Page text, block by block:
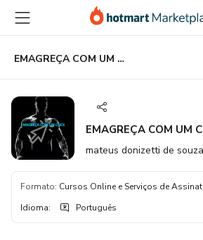
para
conteúdo
principal
para
pagamento
para
rodapé
EMAGREÇA COM UM CLICK
EMAGREÇA COM UM
mateus donizetti de
Formato: Cursos Online e Serviços de
Idioma: Português